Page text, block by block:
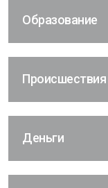
Образование
Происшествия
Деньги